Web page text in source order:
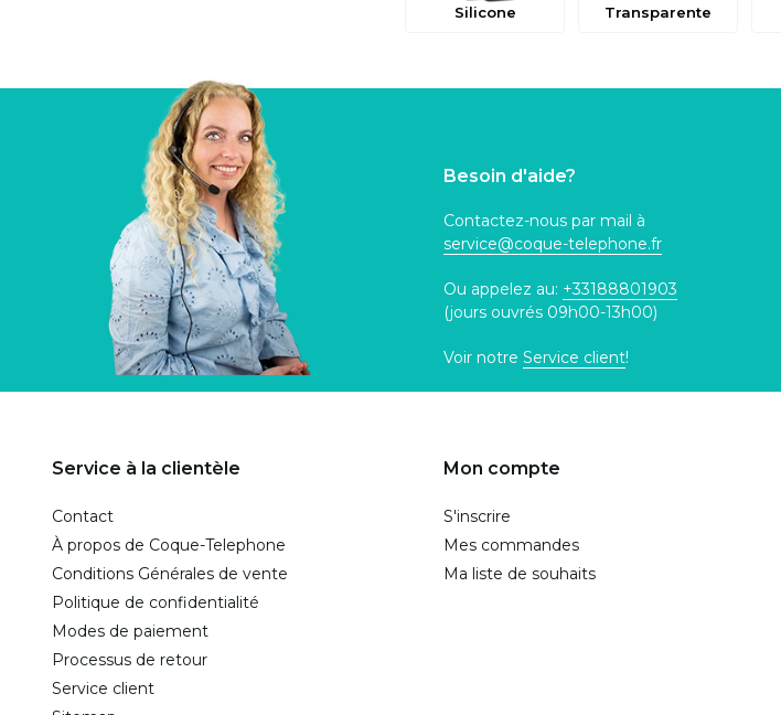
Silicone Transparente
Besoin d'aide?
Contactez-nous par mail à
service@coque-telephone.fr
Ou appelez au: +33188801903
(jours ouvrés 09h00-13h00)
Voir notre Service client!
Service à la clientèle
Contact
À propos de Coque-Telephone
Conditions Générales de vente
Politique de confidentialité
Modes de paiement
Processus de retour
Service client
Mon compte
S'inscrire
Mes commandes
Ma liste de souhaits